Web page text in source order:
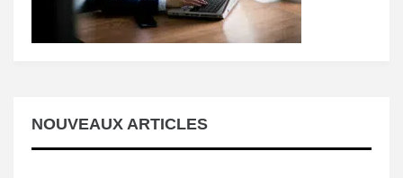
NOUVEAUX ARTICLES